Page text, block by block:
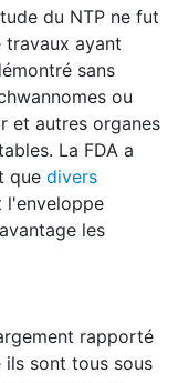
du NTP ne fut
travaux ayant
sans
ou
et autres organes
La FDA a
que divers
l'enveloppe
les
rapporté
sont tous sous